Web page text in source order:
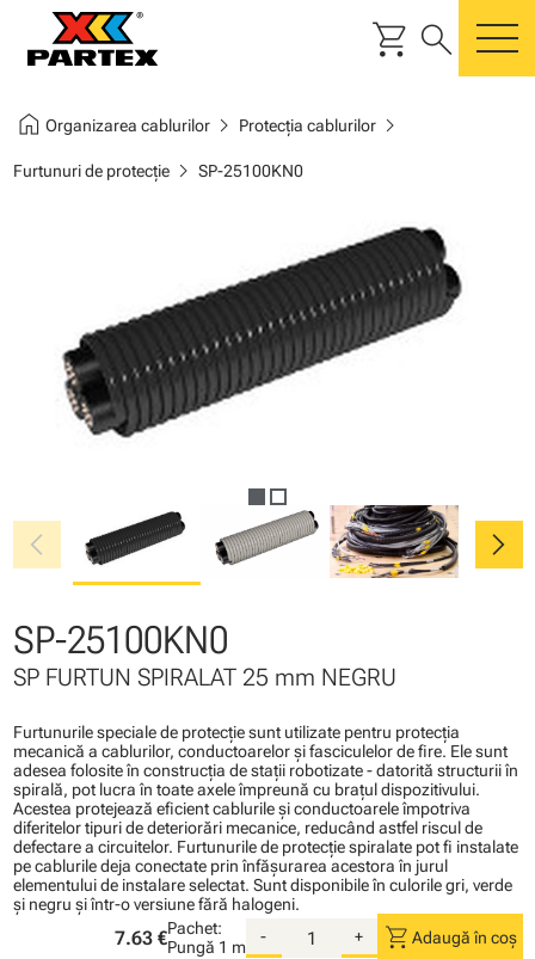
shopping_cart search
home Organizarea cablurilorchevron_right Protecţia cablurilorchevron_right
Furtunuri de protecţiechevron_right SP-25100KN0
chevron_left chevron_right
SP-25100KN0
SP FURTUN SPIRALAT 25 mm NEGRU
Furtunurile speciale de protecţie sunt utilizate pentru protecţia
mecanică a cablurilor, conductoarelor şi fasciculelor de fire. Ele sunt
adesea folosite în construcţia de staţii robotizate - datorită structurii în
spirală, pot lucra în toate axele împreună cu braţul dispozitivului.
Acestea protejează eficient cablurile şi conductoarele împotriva
diferitelor tipuri de deteriorări mecanice, reducând astfel riscul de
defectare a circuitelor. Furtunurile de protecţie spiralate pot fi instalate
pe cablurile deja conectate prin înfăşurarea acestora în jurul
elementului de instalare selectat. Sunt disponibile în culorile gri, verde
şi negru şi într-o versiune fără halogeni.
7.63 €Pachet:
Pungă 1 m
- + shopping_cart Adaugă în coș